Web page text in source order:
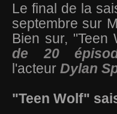
Le final de la
septembre sur
Bien sur,
de 20
l'acteur Dylan
"Teen Wolf"